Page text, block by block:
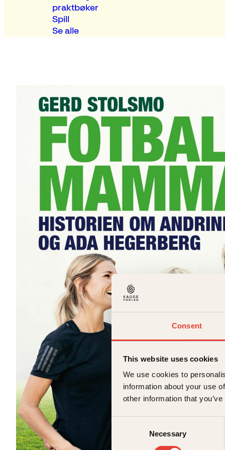
Consent
This website uses cookies
We use cookies to
information about your use
other information that
Necessary
praktbøker
Spill
Se alle